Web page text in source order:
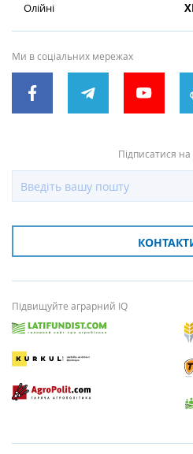
Олійні
Ми в соціальних мережах
Підписатися на
Підвищуйте аграрний IQ